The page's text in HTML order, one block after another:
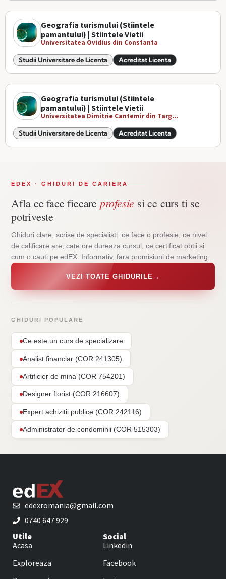
Geografia turismului (Stiintele
pamantului) | Stiintele Vietii
Universitatea Ovidius din Constanta
Studii Universitare de Licenta Acreditat Licenta
Geografia turismului (Stiintele
pamantului) | Stiintele Vietii
Universitatea Dimitrie Cantemir din Targ...
Studii Universitare de Licenta Acreditat Licenta
EDEX · GHIDURI DE CARIERA
Afla ce face fiecare profesie si ce curs ti se
potriveste
Ghiduri clare, scrise de specialisti: ce face o profesie, ce nivel
de calificare are, cate ore dureaza cursul, ce certificat obtii si
cum o cauti pe edEX. Informativ, fara promisiuni de marketing.
VEZI TOATE GHIDURILE →
GHIDURI POPULARE
Ce este un curs de specializare
Analist financiar (COR 241305)
Artificier de mina (COR 754201)
Designer florist (COR 216607)
Expert achizitii publice (COR 242116)
Administrator de condominii (COR 515303)
edexromania@gmail.com
0740 647 929
Utile
Acasa
Exploreaza
Social
Linkedin
Facebook